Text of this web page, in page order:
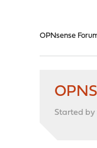
OPNsense
Started by